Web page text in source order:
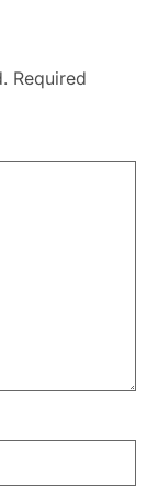
Required